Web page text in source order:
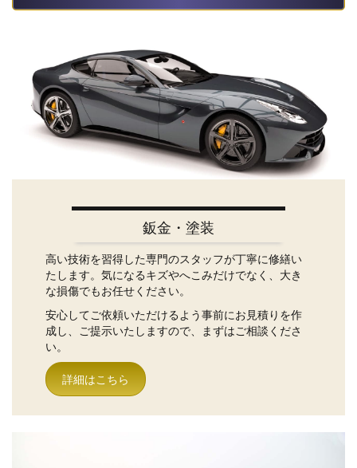
鈑金・塗装
高い技術を習得した専門のスタッフが丁寧に修繕い
たします。気になるキズやへこみだけでなく、大き
な損傷でもお任せください。
安心してご依頼いただけるよう事前にお見積りを作
成し、ご提示いたしますので、まずはご相談くださ
い。
詳細はこちら